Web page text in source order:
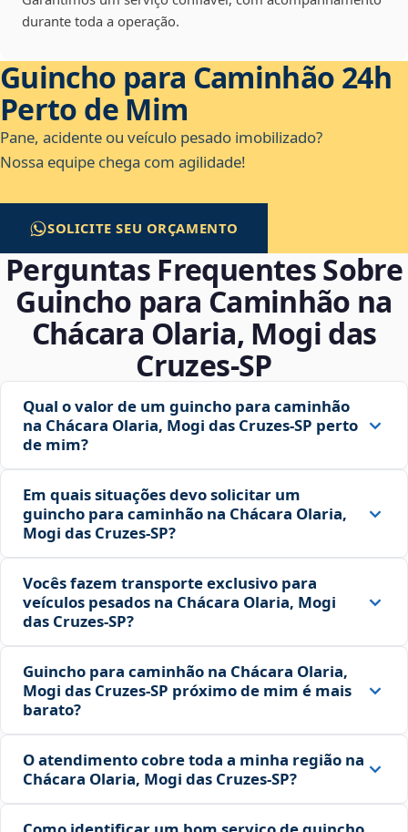
durante toda a operação.
Guincho para Caminhão 24h
Perto de Mim
Pane, acidente ou veículo pesado imobilizado?
Nossa equipe chega com agilidade!
SOLICITE SEU ORÇAMENTO
Perguntas Frequentes Sobre
Guincho para Caminhão na
Chácara Olaria, Mogi das
Cruzes‑SP
Qual o valor de um guincho para caminhão
na Chácara Olaria, Mogi das Cruzes‑SP perto
de mim?
Em quais situações devo solicitar um
guincho para caminhão na Chácara Olaria,
Mogi das Cruzes‑SP?
Vocês fazem transporte exclusivo para
veículos pesados na Chácara Olaria, Mogi
das Cruzes‑SP?
Guincho para caminhão na Chácara Olaria,
Mogi das Cruzes‑SP próximo de mim é mais
barato?
O atendimento cobre toda a minha região na
Chácara Olaria, Mogi das Cruzes‑SP?